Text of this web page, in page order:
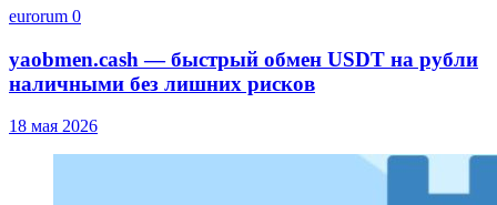
eurorum 0
yaobmen.cash — быстрый обмен USDT на рубли
наличными без лишних рисков
18 мая 2026